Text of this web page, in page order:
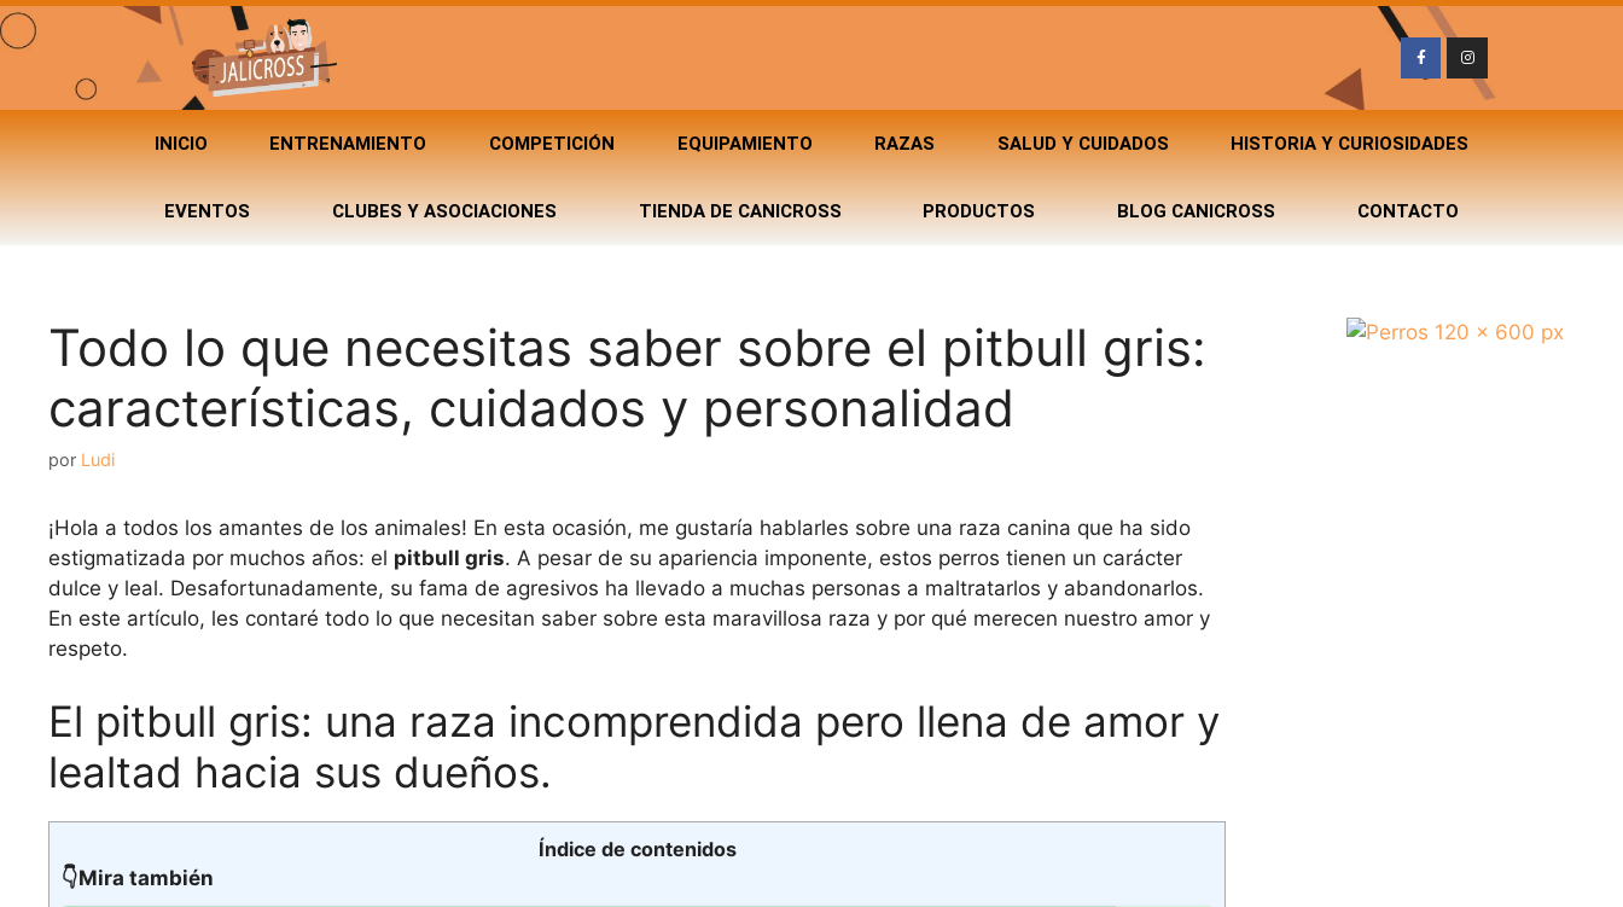
INICIO ENTRENAMIENTO COMPETICIÓN EQUIPAMIENTO RAZAS SALUD Y CUIDADOS HISTORIA Y CURIOSIDADES
EVENTOS CLUBES Y ASOCIACIONES TIENDA DE CANICROSS PRODUCTOS BLOG CANICROSS CONTACTO
Todo lo que necesitas saber sobre el pitbull gris:
características, cuidados y personalidad
por Ludi
¡Hola a todos los amantes de los animales! En esta ocasión, me gustaría hablarles sobre una raza canina que ha sido
estigmatizada por muchos años: el pitbull gris. A pesar de su apariencia imponente, estos perros tienen un carácter
dulce y leal. Desafortunadamente, su fama de agresivos ha llevado a muchas personas a maltratarlos y abandonarlos.
En este artículo, les contaré todo lo que necesitan saber sobre esta maravillosa raza y por qué merecen nuestro amor y
respeto.
El pitbull gris: una raza incomprendida pero llena de amor y
lealtad hacia sus dueños.
Índice de contenidos
👇Mira también